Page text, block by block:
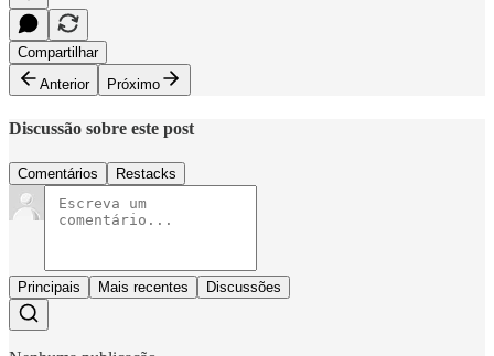
Compartilhar
Anterior
Próximo
Discussão sobre este post
Comentários Restacks
Principais Mais recentes Discussões